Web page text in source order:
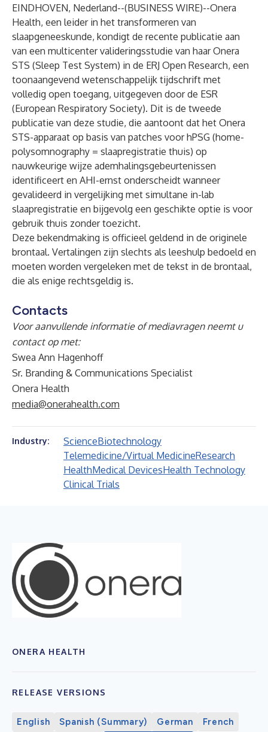
EINDHOVEN, Nederland--(BUSINESS WIRE)--Onera
Health, een leider in het transformeren van
slaapgeneeskunde, kondigt de recente publicatie aan
van een multicenter valideringsstudie van haar Onera
STS (Sleep Test System) in de ERJ Open Research, een
toonaangevend wetenschappelijk tijdschrift met
volledig open toegang, uitgegeven door de ESR
(European Respiratory Society). Dit is de tweede
publicatie van deze studie, die aantoont dat het Onera
STS-apparaat op basis van patches voor hPSG (home-
polysomnography = slaapregistratie thuis) op
nauwkeurige wijze ademhalingsgebeurtenissen
identificeert en AHI-ernst onderscheidt wanneer
gevalideerd in vergelijking met simultane in-lab
slaapregistratie en bijgevolg een geschikte optie is voor
gebruik thuis zonder toezicht.
Deze bekendmaking is officieel geldend in de originele
brontaal. Vertalingen zijn slechts als leeshulp bedoeld en
moeten worden vergeleken met de tekst in de brontaal,
die als enige rechtsgeldig is.
Contacts
Voor aanvullende informatie of mediavragen neemt u
contact op met:
Swea Ann Hagenhoff
Sr. Branding & Communications Specialist
Onera Health
media@onerahealth.com
Industry: ScienceBiotechnology
Telemedicine/Virtual MedicineResearch
HealthMedical DevicesHealth Technology
Clinical Trials
ONERA HEALTH
RELEASE VERSIONS
English Spanish (Summary) German French